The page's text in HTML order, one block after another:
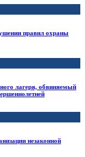
правил охраны
лагеря, обвиняемый
незаконной